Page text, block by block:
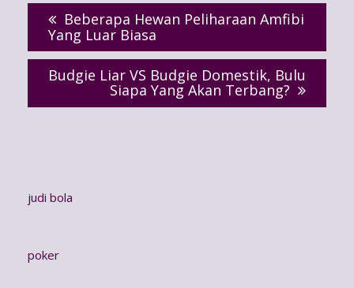
navigation
Beberapa Hewan Peliharaan Amfibi
Yang Luar Biasa
Budgie Liar VS Budgie Domestik, Bulu
Siapa Yang Akan Terbang?
judi bola
poker